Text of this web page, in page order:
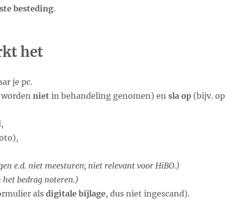
besteding.
het
je pc.
niet in behandeling genomen) en sla op (bijv.
,
e.d. niet meesturen; niet relevant voor HiBO.)
het bedrag noteren.)
als digitale bijlage, dus niet ingescand).